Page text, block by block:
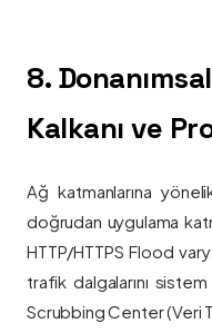
8.
Kalkanı ve
Ağ katmanlarına
doğrudan uygulama
HTTP/HTTPS Flood
trafik dalgalarını
Scrubbing Center (Veri